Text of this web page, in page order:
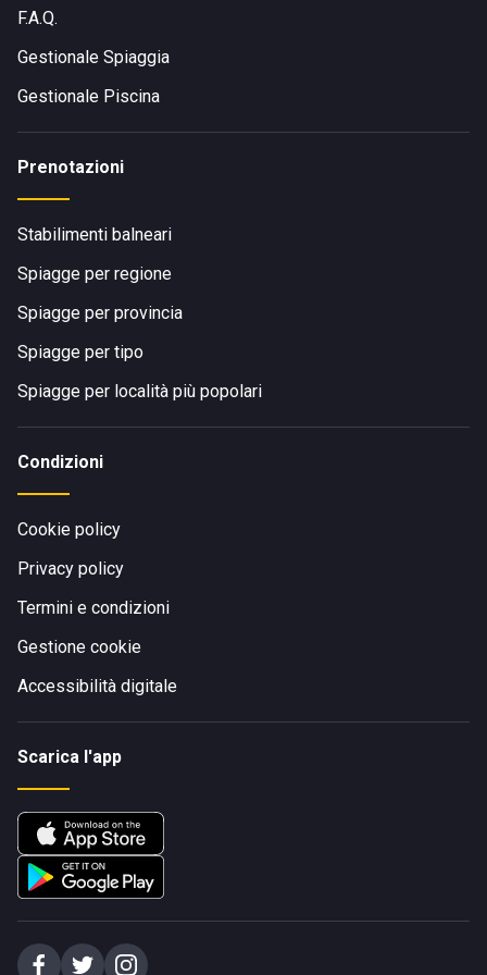
F.A.Q.
Gestionale Spiaggia
Gestionale Piscina
Prenotazioni
Stabilimenti balneari
Spiagge per regione
Spiagge per provincia
Spiagge per tipo
Spiagge per località più popolari
Condizioni
Cookie policy
Privacy policy
Termini e condizioni
Gestione cookie
Accessibilità digitale
Scarica l'app